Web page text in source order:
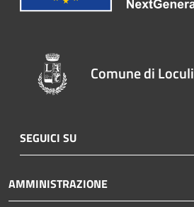
Comune di Loculi
SEGUICI SU
AMMINISTRAZIONE